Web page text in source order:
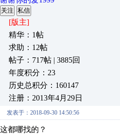
关注 私信
[版主]
精华：1帖
求助：12帖
帖子：717帖 | 3885回
年度积分：23
历史总积分：160147
注册：2013年4月29日
发表于：2018-09-30 14:50:56
这都哪找的？